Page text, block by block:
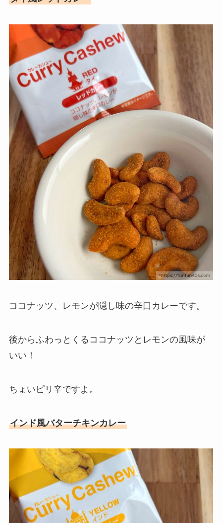
ココナッツ、レモンが隠し味の辛口カレーです。
後からふわっとくるココナッツとレモンの風味が
いい！
ちょいピリ辛ですよ。
インド風バターチキンカレー